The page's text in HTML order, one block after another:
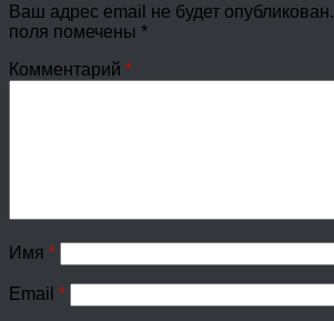
Ваш адрес email не будет опубликован.
поля помечены *
Комментарий *
Имя *
Email *